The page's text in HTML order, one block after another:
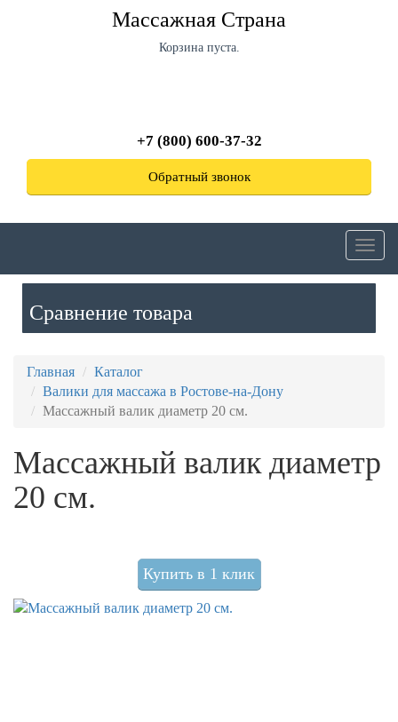
Массажная Страна
Корзина пуста.
+7 (800) 600-37-32
Обратный звонок
Сравнение товара
Главная
Каталог
Валики для массажа в Ростове-на-Дону
Массажный валик диаметр 20 см.
Массажный валик диаметр
20 см.
Купить в 1 клик